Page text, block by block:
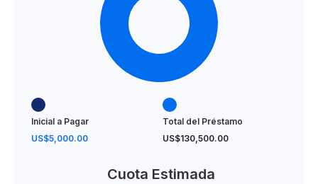
Madera preciosa
Piso en porcelanato
Tope de cocina en granito natural
Inicial a Pagar
US$5,000.00
Total del Préstamo
US$130,500.00
Cuota Estimada